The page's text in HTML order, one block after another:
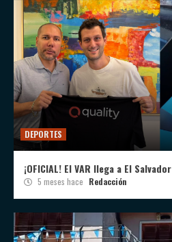
DEPORTES
¡OFICIAL! El VAR llega a El Salvador
5 meses hace Redacción